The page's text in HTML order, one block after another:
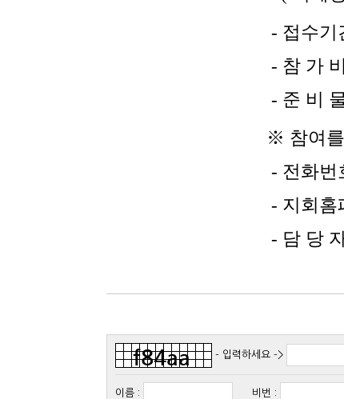
- 접수기간: 2월
- 참 가 비
- 준 비
※ 참여를 원하시는
- 전화번
- 지회홈
- 담 당
- 입력하세요 ->
이름: 비번 :